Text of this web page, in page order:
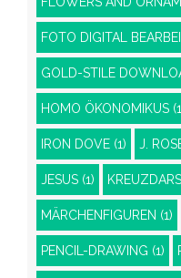
FOTO DIGITAL
GOLD-STILE
HOMO ÖKONOMIKUS
IRON DOVE (1) J.
JESUS (1)
MÄRCHENFIGUREN (1)
PENCIL-DRAWING (1)